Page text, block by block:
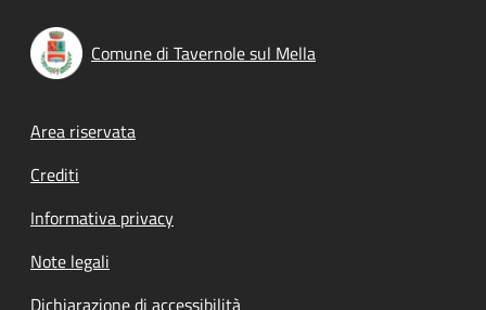
Comune di Tavernole sul Mella
Footer menu
Area riservata
Crediti
Informativa privacy
Note legali
Dichiarazione di accessibilità